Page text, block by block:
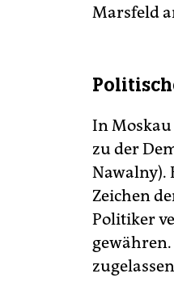
Marsfeld
In Moskau
zu der
Nawalny).
Zeichen
Politiker